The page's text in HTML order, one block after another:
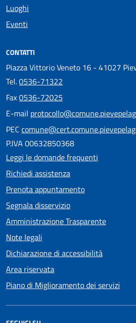
Luoghi
Eventi
CONTATTI
Piazza Vittorio Veneto 16 - 41027
Tel.0536-71322
Fax0536-72025
E-mail
PEC
P.IVA 00632850368
Leggi le domande frequenti
Richiedi assistenza
Prenota appuntamento
Segnala disservizio
Amministrazione Trasparente
Note legali
Dichiarazione di accessibilità
Area riservata
Piano di Miglioramento dei servizi